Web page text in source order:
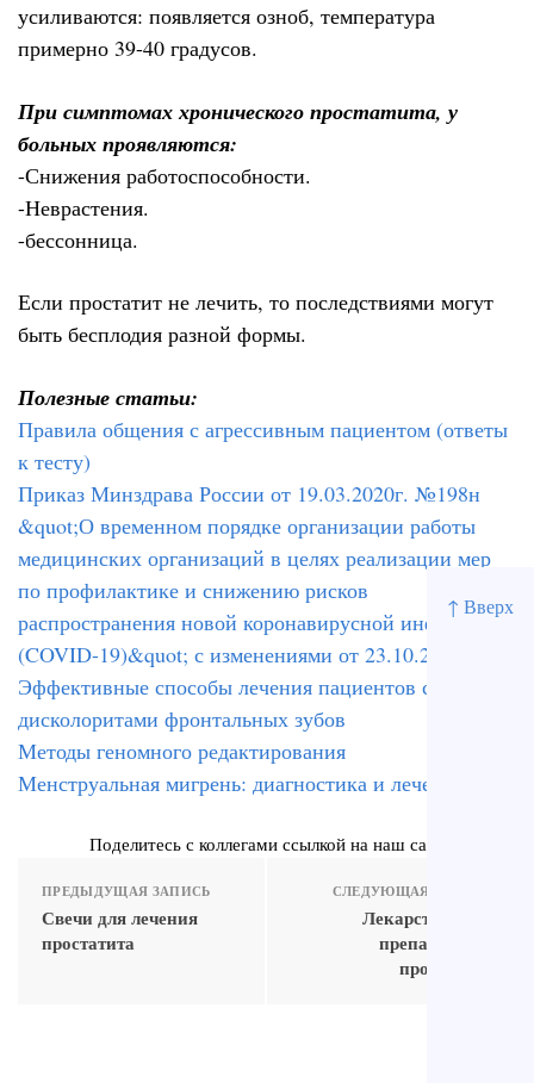
↑ Вверх
усиливаются: появляется озноб, температура
примерно 39-40 градусов.
При симптомах хронического простатита, у
больных проявляются:
-Снижения работоспособности.
-Неврастения.
-бессонница.
Если простатит не лечить, то последствиями могут
быть бесплодия разной формы.
Полезные статьи:
Правила общения с агрессивным пациентом (ответы
к тесту)
Приказ Минздрава России от 19.03.2020г. №198н
&quot;О временном порядке организации работы
медицинских организаций в целях реализации мер
по профилактике и снижению рисков
распространения новой коронавирусной инфекции
(COVID-19)&quot; с изменениями от 23.10.2020
Эффективные способы лечения пациентов с
дисколоритами фронтальных зубов
Методы геномного редактирования
Менструальная мигрень: диагностика и лечение
Поделитесь с коллегами ссылкой на наш сайт
ПРЕДЫДУЩАЯ ЗАПИСЬ
Свечи для лечения
простатита
СЛЕДУЮЩАЯ ЗАПИСЬ
Лекарственные
препараты от
простатита